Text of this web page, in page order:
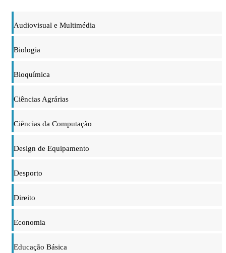
Audiovisual e Multimédia
Biologia
Bioquímica
Ciências Agrárias
Ciências da Computação
Design de Equipamento
Desporto
Direito
Economia
Educação Básica